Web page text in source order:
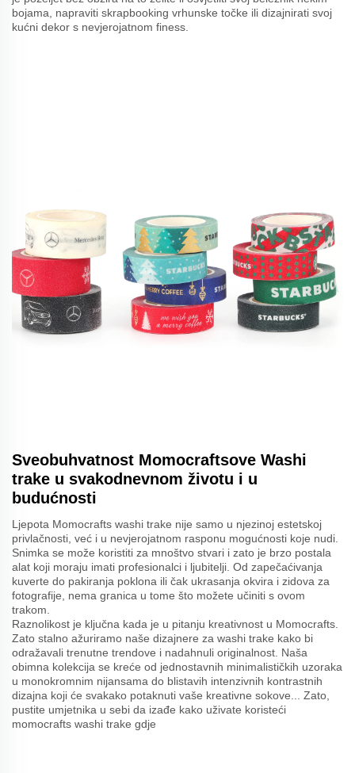
bojama, napraviti skrapbooking vrhunske točke ili dizajnirati svoj
kućni dekor s nevjerojatnom finess.
Sveobuhvatnost Momocraftsove Washi
trake u svakodnevnom životu i u
budućnosti
Ljepota Momocrafts washi trake nije samo u njezinoj estetskoj
privlačnosti, već i u nevjerojatnom rasponu mogućnosti koje nudi.
Snimka se može koristiti za mnoštvo stvari i zato je brzo postala
alat koji moraju imati profesionalci i ljubitelji. Od zapečaćivanja
kuverte do pakiranja poklona ili čak ukrasanja okvira i zidova za
fotografije, nema granica u tome što možete učiniti s ovom
trakom.
Raznolikost je ključna kada je u pitanju kreativnost u Momocrafts.
Zato stalno ažuriramo naše dizajnere za washi trake kako bi
odražavali trenutne trendove i nadahnuli originalnost. Naša
obimna kolekcija se kreće od jednostavnih minimalističkih uzoraka
u monokromnim nijansama do blistavih intenzivnih kontrastnih
dizajna koji će svakako potaknuti vaše kreativne sokove... Zato,
pustite umjetnika u sebi da izađe kako uživate koristeći
momocrafts washi trake gdje